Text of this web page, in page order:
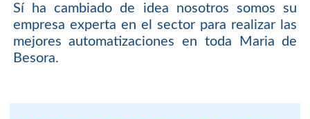
Sí ha cambiado de idea nosotros somos su
empresa experta en el sector para realizar las
mejores automatizaciones en toda Maria de
Besora.